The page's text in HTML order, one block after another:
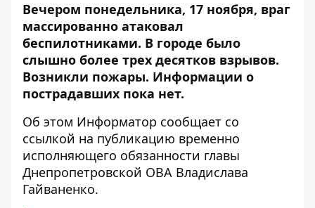
Вечером понедельника, 17 ноября, враг
массированно атаковал
беспилотниками. В городе было
слышно более трех десятков взрывов.
Возникли пожары. Информации о
пострадавших пока нет.
Об этом Информатор сообщает со
ссылкой на публикацию временно
исполняющего обязанности главы
Днепропетровской ОВА Владислава
Гайваненко.